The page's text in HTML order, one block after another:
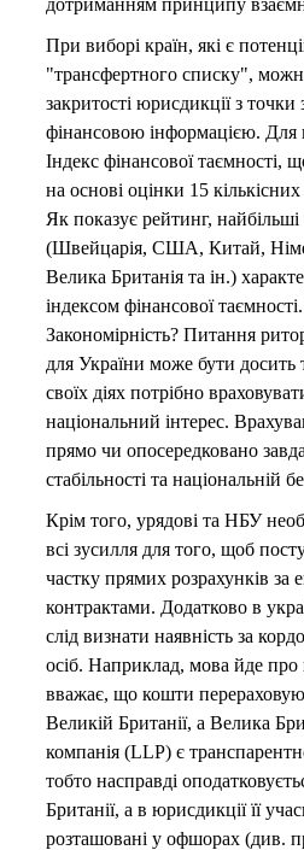
При виборі країн, які є
"трансфертного списку",
закритості юрисдикції з точки
фінансовою інформацією. Для
Індекс фінансової таємності,
на основі оцінки 15
Як показує рейтинг, найбільші
(Швейцарія, США, Китай,
Велика Британія та ін.)
індексом фінансової
Закономірність? Питання
для України може бути досить
своїх діях потрібно
національний інтерес.
прямо чи опосередковано
стабільності та національній
Крім того, урядові та НБУ
всі зусилля для того, щоб
частку прямих розрахунків за
контрактами. Додатково в
слід визнати наявність за
осіб. Наприклад, мова йде про
вважає, що кошти
Великій Британії, а Велика
компанія (LLP) є
тобто насправді
Британії, а в юрисдикції її
розташовані у офшорах (див.